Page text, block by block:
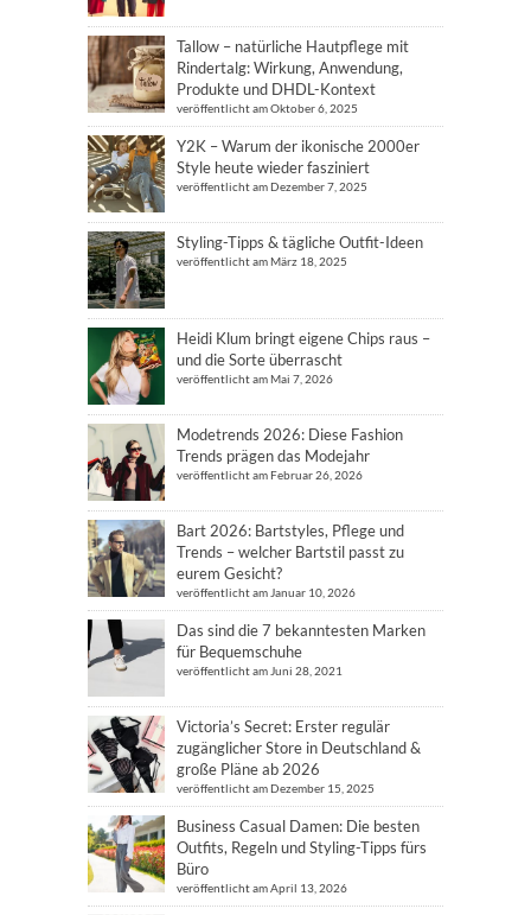
Tallow – natürliche Hautpflege mit
Rindertalg: Wirkung, Anwendung,
Produkte und DHDL-Kontext
veröffentlicht am Oktober 6, 2025
Y2K – Warum der ikonische 2000er
Style heute wieder fasziniert
veröffentlicht am Dezember 7, 2025
Styling-Tipps & tägliche Outfit-Ideen
veröffentlicht am März 18, 2025
Heidi Klum bringt eigene Chips raus –
und die Sorte überrascht
veröffentlicht am Mai 7, 2026
Modetrends 2026: Diese Fashion
Trends prägen das Modejahr
veröffentlicht am Februar 26, 2026
Bart 2026: Bartstyles, Pflege und
Trends – welcher Bartstil passt zu
eurem Gesicht?
veröffentlicht am Januar 10, 2026
Das sind die 7 bekanntesten Marken
für Bequemschuhe
veröffentlicht am Juni 28, 2021
Victoria’s Secret: Erster regulär
zugänglicher Store in Deutschland &
große Pläne ab 2026
veröffentlicht am Dezember 15, 2025
Business Casual Damen: Die besten
Outfits, Regeln und Styling-Tipps fürs
Büro
veröffentlicht am April 13, 2026